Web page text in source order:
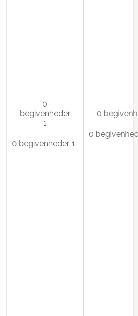
0
begivenheder
1
0 begivenheder, 1
0
0